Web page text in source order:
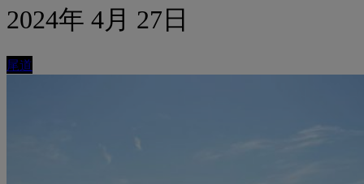
2024年 4月 27日
尾道